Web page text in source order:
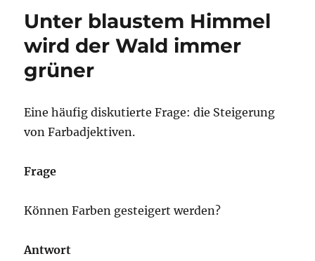
Unter blaustem Himmel
wird der Wald immer
grüner
Eine häufig diskutierte Frage: die Steigerung
von Farbadjektiven.
Frage
Können Farben gesteigert werden?
Antwort